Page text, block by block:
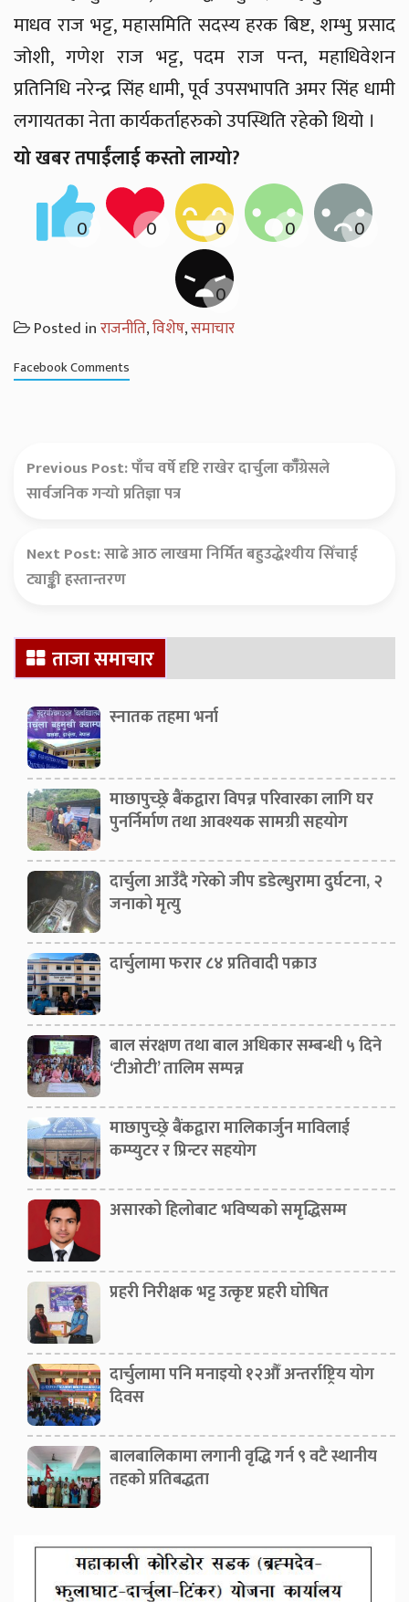
माधव राज भट्ट, महासमिति सदस्य हरक बिष्ट, शम्भु प्रसाद
जोशी, गणेश राज भट्ट, पदम राज पन्त, महाधिवेशन
प्रतिनिधि नरेन्द्र सिंह धामी, पूर्व उपसभापति अमर सिंह धामी
लगायतका नेता कार्यकर्ताहरुको उपस्थिति रहेकोे थियो ।
यो खबर तपाईंलाई कस्तो लाग्यो?
Posted inराजनीति,विशेष,समाचार
Facebook Comments
Previous Post:पाँच वर्षे दृष्टि राखेर दार्चुला काँँग्रेसले
सार्वजनिक गर्‍यो प्रतिज्ञा पत्र
Next Post:साढे आठ लाखमा निर्मित बहुउद्धेश्यीय सिँचाई
ट्याङ्की हस्तान्तरण
Secondary
Sidebarताजा समाचार
स्नातक तहमा भर्ना
माछापुच्छ्रे बैंकद्वारा विपन्न परिवारका लागि घर
पुनर्निर्माण तथा आवश्यक सामग्री सहयोग
दार्चुला आउँदै गरेको जीप डडेल्धुरामा दुर्घटना, २
जनाको मृत्यु
दार्चुलामा फरार ८४ प्रतिवादी पक्राउ
बाल संरक्षण तथा बाल अधिकार सम्बन्धी ५ दिने
‘टीओटी’ तालिम सम्पन्न
माछापुच्छ्रे बैंकद्वारा मालिकार्जुन माविलाई
कम्प्युटर र प्रिन्टर सहयोग
असारको हिलोबाट भविष्यको समृद्धिसम्म
प्रहरी निरीक्षक भट्ट उत्कृष्ट प्रहरी घोषित
दार्चुलामा पनि मनाइयो १२औँ अन्तर्राष्ट्रिय योग
दिवस
बालबालिकामा लगानी वृद्धि गर्न ९ वटै स्थानीय
तहको प्रतिबद्धता